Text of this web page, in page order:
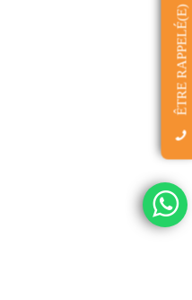
ÊTRE RAPPELÉ(E)